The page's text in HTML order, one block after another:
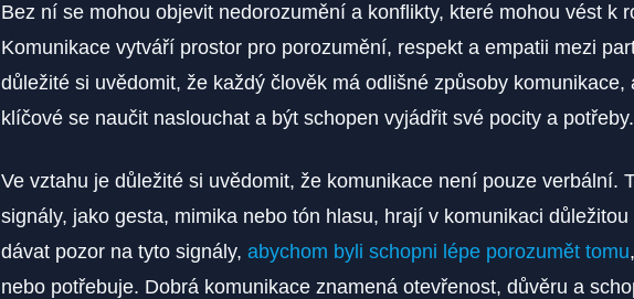
Bez ní se mohou objevit nedorozumění a konflikty, které mohou vést k
Komunikace vytváří prostor pro porozumění, respekt a empatii mezi
důležité si uvědomit, že každý člověk má odlišné způsoby komunikace,
klíčové se naučit naslouchat a být schopen vyjádřit své pocity a potřeby.
Ve vztahu je důležité si uvědomit, že komunikace není pouze verbální.
signály, jako gesta, mimika nebo tón hlasu, hrají v komunikaci
dávat pozor na tyto signály, abychom byli schopni lépe porozumět tomu
nebo potřebuje. Dobrá komunikace znamená otevřenost, důvěru a